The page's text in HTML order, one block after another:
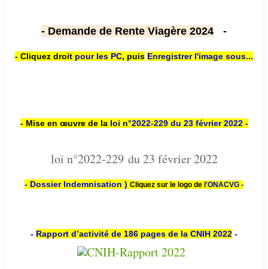
- Demande de Rente Viagère 2024 -
- Cliquez droit pour les PC, puis Enregistrer l'image sous...
- Mise en œuvre de la loi n°2022-229 du 23 février 2022 -
loi n°2022-229 du 23 février 2022
- Dossier Indemnisation ) Cliquez sur le logo de l'ONACVG -
- Rapport d’activité de 186 pages de la CNIH 2022 -